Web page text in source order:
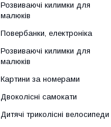
Розвиваючі килимки для
малюків
Повербанки, електроніка
Розвиваючі килимки для
малюків
Картини за номерами
Двоколісні самокати
Дитячі триколісні велосипеди